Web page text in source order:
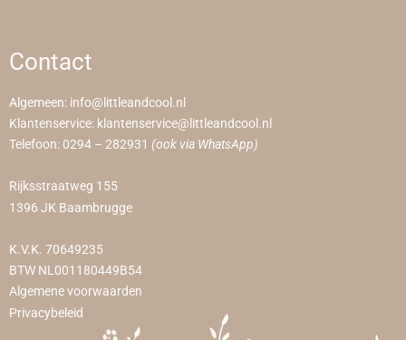
Contact
Algemeen: info@littleandcool.nl
Klantenservice: klantenservice@littleandcool.nl
Telefoon: 0294 – 282931 (ook via WhatsApp)
Rijksstraatweg 155
1396 JK Baambrugge
K.V.K. 70649235
BTW NL001180449B54
Algemene voorwaarden
Privacybeleid